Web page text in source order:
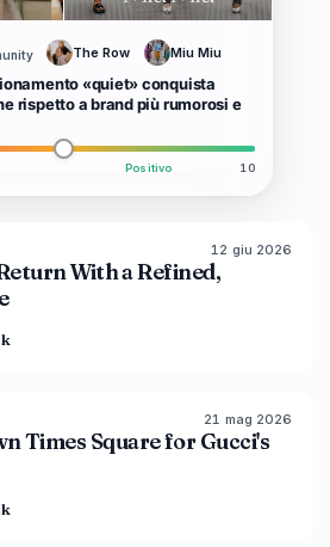
The Row Miu Miu
«quiet» conquista
rispetto a brand più rumorosi e
Positivo 10
LIVE BRIEF
12 giu 2026
With a Refined,
LIVE BRIEF
21 mag 2026
Times Square for Gucci's